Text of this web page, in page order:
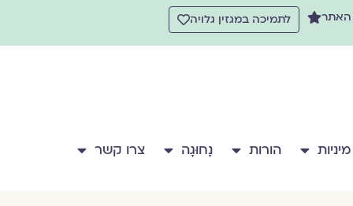
האתר לתמיכה במגזין גלויה
מיניות הורות נָחוּגָה צרו קשר